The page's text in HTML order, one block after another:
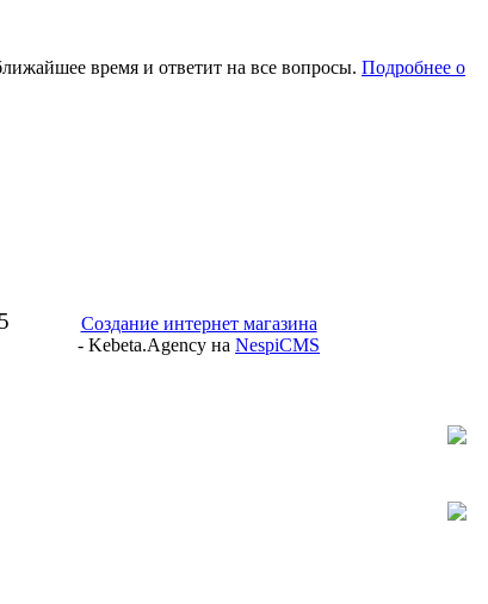
время и ответит на все вопросы. Подробнее о
Создание интернет магазина
- Kebeta.Agency на NespiCMS